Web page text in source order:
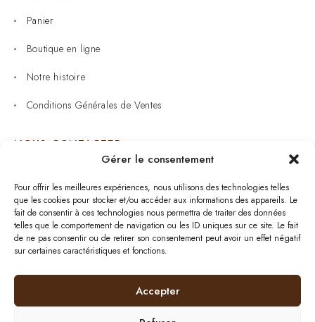
Gérer le consentement
Pour offrir les meilleures expériences, nous utilisons des technologies telles
que les cookies pour stocker et/ou accéder aux informations des appareils. Le
fait de consentir à ces technologies nous permettra de traiter des données
telles que le comportement de navigation ou les ID uniques sur ce site. Le fait
de ne pas consentir ou de retirer son consentement peut avoir un effet négatif
sur certaines caractéristiques et fonctions.
Accepter
Panier
Boutique en ligne
Notre histoire
Conditions Générales de Ventes
NOUS CONTACTER
Bijouterie : 05 53 53 64 11
Mardi au Samedi: 09:00 - 19:00
bijouterie.lavergne@orange.fr